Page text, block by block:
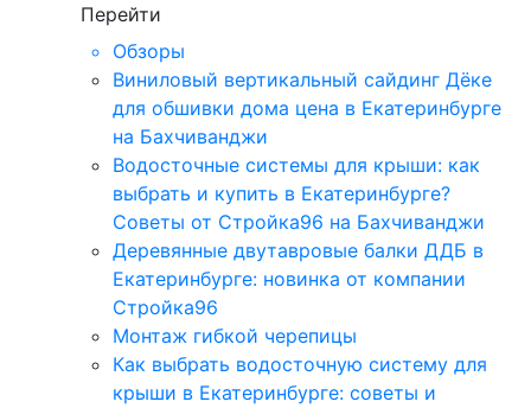
Перейти
Обзоры
Виниловый вертикальный сайдинг Дёке
для обшивки дома цена в Екатеринбурге
на Бахчиванджи
Водосточные системы для крыши: как
выбрать и купить в Екатеринбурге?
Советы от Стройка96 на Бахчиванджи
Деревянные двутавровые балки ДДБ в
Екатеринбурге: новинка от компании
Стройка96
Монтаж гибкой черепицы
Как выбрать водосточную систему для
крыши в Екатеринбурге: советы и